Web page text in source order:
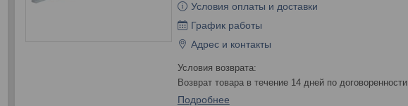
Условия оплаты и доставки
График работы
Адрес и контакты
возврат товара в течение 14 дней по договоренности
Подробнее